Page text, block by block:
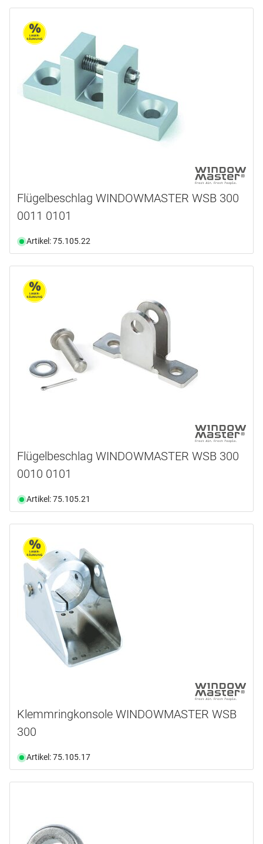
Flügelbeschlag WINDOWMASTER WSB 300
0011 0101
Artikel: 75.105.22
Flügelbeschlag WINDOWMASTER WSB 300
0010 0101
Artikel: 75.105.21
Klemmringkonsole WINDOWMASTER WSB
300
Artikel: 75.105.17